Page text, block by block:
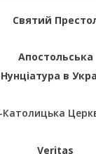
Святий
Апостольська
Нунціатура в
Veritas